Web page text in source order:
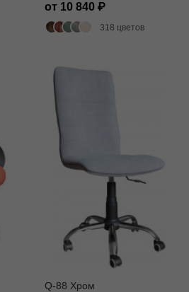
от 10 840
318 цветов
Q-88 Хром